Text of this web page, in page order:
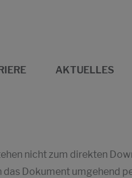
AKTUELLES
nicht zum direkten
Dokument umgehend